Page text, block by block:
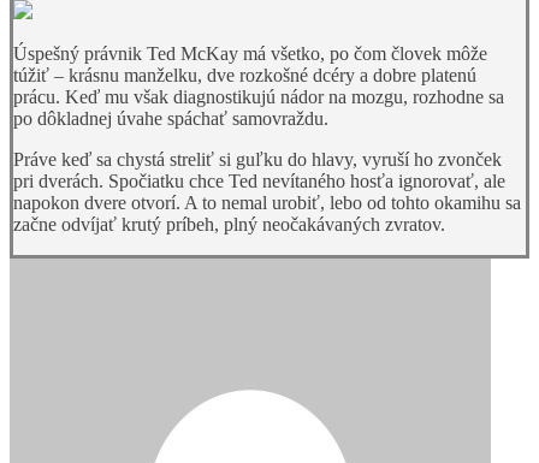
Úspešný právnik Ted McKay má všetko, po čom človek môže
túžiť – krásnu manželku, dve rozkošné dcéry a dobre platenú
prácu. Keď mu však diagnostikujú nádor na mozgu, rozhodne sa
po dôkladnej úvahe spáchať samovraždu.
Práve keď sa chystá streliť si guľku do hlavy, vyruší ho zvonček
pri dverách. Spočiatku chce Ted nevítaného hosťa ignorovať, ale
napokon dvere otvorí. A to nemal urobiť, lebo od tohto okamihu sa
začne odvíjať krutý príbeh, plný neočakávaných zvratov.